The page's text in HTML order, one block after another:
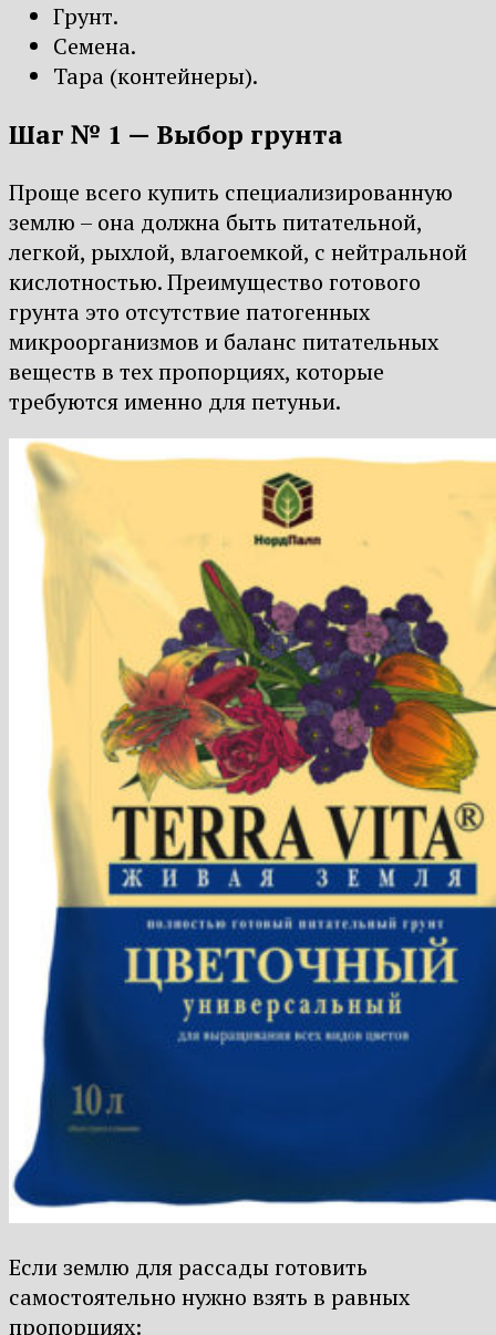
Грунт.
Семена.
Тара (контейнеры).
Шаг № 1 — Выбор грунта
Проще всего купить специализированную
землю – она должна быть питательной,
легкой, рыхлой, влагоемкой, с нейтральной
кислотностью. Преимущество готового
грунта это отсутствие патогенных
микроорганизмов и баланс питательных
веществ в тех пропорциях, которые
требуются именно для петуньи.
Если землю для рассады готовить
самостоятельно нужно взять в равных
пропорциях: